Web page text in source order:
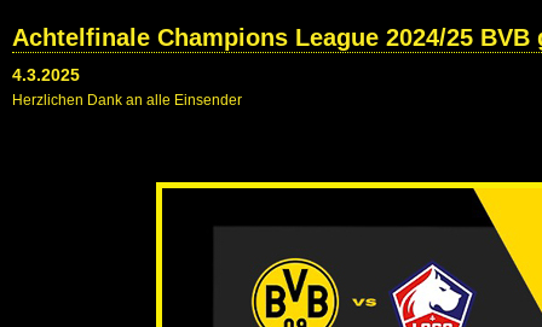
Achtelfinale Champions League 2024/25 BVB
4.3.2025
Herzlichen Dank an alle Einsender